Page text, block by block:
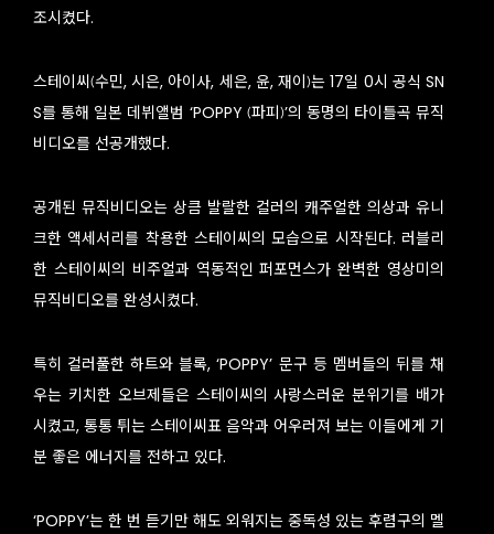
조시켰다.
스테이씨(수민, 시은, 아이사, 세은, 윤, 재이)는 17일 0시 공식 SN
S를 통해 일본 데뷔앨범 ‘POPPY (파피)’의 동명의 타이틀곡 뮤직
비디오를 선공개했다.
공개된 뮤직비디오는 상큼 발랄한 컬러의 캐주얼한 의상과 유니
크한 액세서리를 착용한 스테이씨의 모습으로 시작된다. 러블리
한 스테이씨의 비주얼과 역동적인 퍼포먼스가 완벽한 영상미의
뮤직비디오를 완성시켰다.
특히 컬러풀한 하트와 블록, ‘POPPY’ 문구 등 멤버들의 뒤를 채
우는 키치한 오브제들은 스테이씨의 사랑스러운 분위기를 배가
시켰고, 통통 튀는 스테이씨표 음악과 어우러져 보는 이들에게 기
분 좋은 에너지를 전하고 있다.
‘POPPY’는 한 번 듣기만 해도 외워지는 중독성 있는 후렴구의 멜